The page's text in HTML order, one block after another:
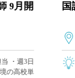
9月開
・週3日
の高校単
国